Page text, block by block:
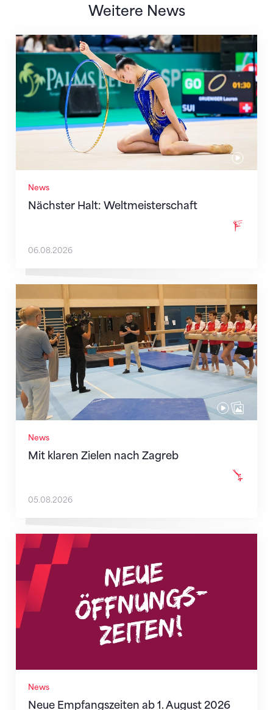
Weitere News
News
Nächster Halt: Weltmeisterschaft
Nächster Halt: Weltmeisterschaft
06.08.2026
News
Mit klaren Zielen nach Zagreb
Mit klaren Zielen nach Zagreb
05.08.2026
News
Neue Empfangszeiten ab 1. August 2026
Neue Empfangszeiten ab 1. August 2026